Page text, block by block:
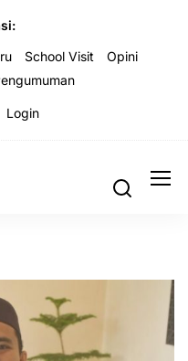
School Visit
Opini
Login